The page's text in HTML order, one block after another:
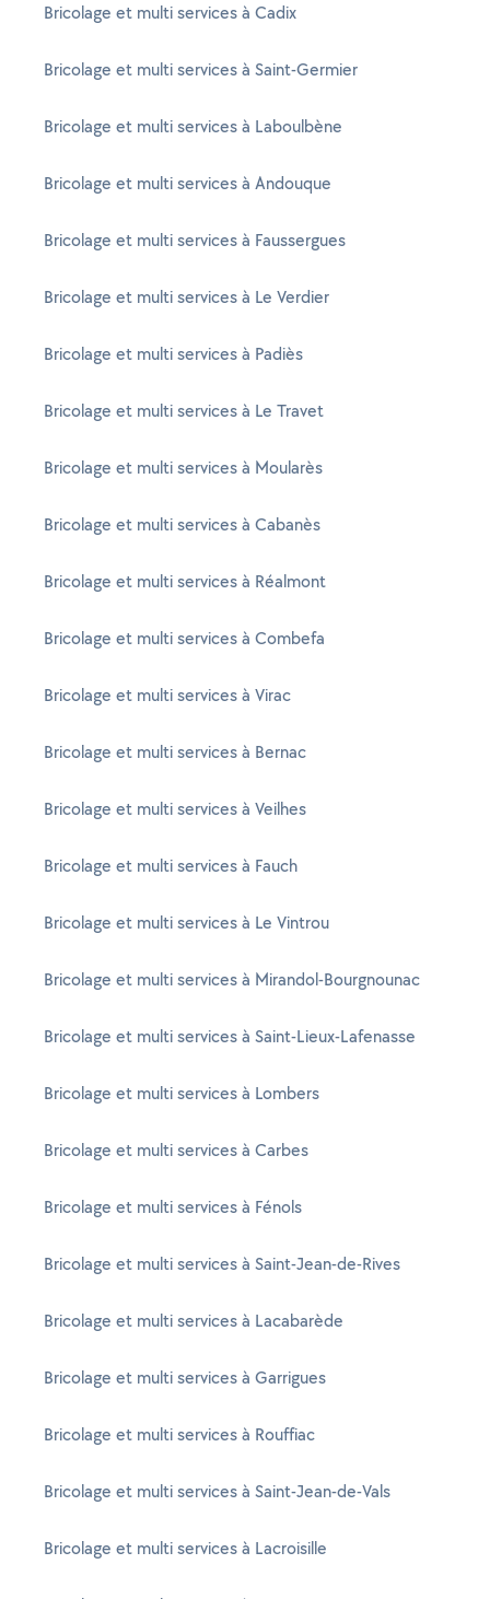
Bricolage et multi services à Cadix
Bricolage et multi services à Saint-Germier
Bricolage et multi services à Laboulbène
Bricolage et multi services à Andouque
Bricolage et multi services à Faussergues
Bricolage et multi services à Le Verdier
Bricolage et multi services à Padiès
Bricolage et multi services à Le Travet
Bricolage et multi services à Moularès
Bricolage et multi services à Cabanès
Bricolage et multi services à Réalmont
Bricolage et multi services à Combefa
Bricolage et multi services à Virac
Bricolage et multi services à Bernac
Bricolage et multi services à Veilhes
Bricolage et multi services à Fauch
Bricolage et multi services à Le Vintrou
Bricolage et multi services à Mirandol-Bourgnounac
Bricolage et multi services à Saint-Lieux-Lafenasse
Bricolage et multi services à Lombers
Bricolage et multi services à Carbes
Bricolage et multi services à Fénols
Bricolage et multi services à Saint-Jean-de-Rives
Bricolage et multi services à Lacabarède
Bricolage et multi services à Garrigues
Bricolage et multi services à Rouffiac
Bricolage et multi services à Saint-Jean-de-Vals
Bricolage et multi services à Lacroisille